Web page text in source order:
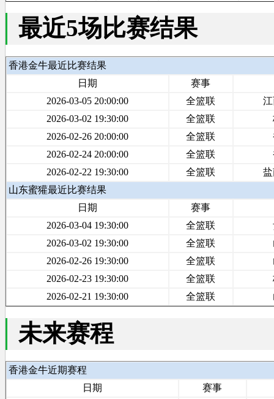
最近5场比赛结果
香港金牛最近比赛结果
日期
赛事
2026-03-05 20:00:00
全篮联
2026-03-02 19:30:00
全篮联
2026-02-26 20:00:00
全篮联
2026-02-24 20:00:00
全篮联
2026-02-22 19:30:00
全篮联
山东蜜獾最近比赛结果
日期
赛事
2026-03-04 19:30:00
全篮联
2026-03-02 19:30:00
全篮联
2026-02-26 19:30:00
全篮联
2026-02-23 19:30:00
全篮联
2026-02-21 19:30:00
全篮联
未来赛程
香港金牛近期赛程
日期
赛事